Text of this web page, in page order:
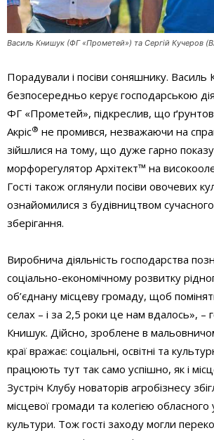
Василь Книшук (ФГ «Прометей») та Сергій Кучеров
Порадували і посіви соняшнику. Василь
безпосередньо керує господарською
ФГ «Прометей», підкреслив, що
Акріс® не промився, незважаючи на
зійшлися на тому, що дуже гарно
морфорегулятор Архітект™ на
Гості також оглянули посіви овочевих
ознайомилися з будівництвом
зберігання.
Виробнича діяльність господарства
соціально-економічному розвитку
об’єднану місцеву громаду, щоб
селах – і за 2,5 роки це нам вдалось», –
Книшук. Дійсно, зроблене в
краї вражає: соціальні, освітні та
працюють тут так само успішно, як і
Зустріч Клубу новаторів агробізнесу
місцевої громади та колегією обласного
культури. Тож гості заходу могли